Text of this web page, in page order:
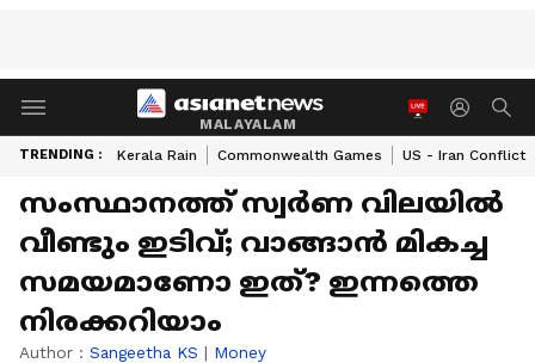
MALAYALAM
TRENDING : Kerala Rain Commonwealth Games US - Iran Conflict
സംസ്ഥാനത്ത് സ്വർണ വിലയിൽ
വീണ്ടും ഇടിവ്; വാങ്ങാൻ മികച്ച
സമയമാണോ ഇത്? ഇന്നത്തെ
നിരക്കറിയാം
Author : Sangeetha KS | Money